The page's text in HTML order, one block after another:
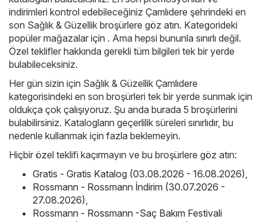
indirimleri kontrol edebileceğiniz Çamlıdere şehrindeki en
son Sağlık & Güzellik broşürlere göz atın. Kategorideki
popüler mağazalar için . Ama hepsi bununla sınırlı değil.
Özel teklifler hakkında gerekli tüm bilgileri tek bir yerde
bulabileceksiniz.
Her gün sizin için Sağlık & Güzellik Çamlıdere
kategorisindeki en son broşürleri tek bir yerde sunmak için
oldukça çok çalışıyoruz. Şu anda burada 5 broşürlerini
bulabilirsiniz. Katalogların geçerlilik süreleri sınırlıdır, bu
nedenle kullanmak için fazla beklemeyin.
Hiçbir özel teklifi kaçırmayın ve bu broşürlere göz atın:
Gratis - Gratis Katalog (03.08.2026 - 16.08.2026)
Rossmann - Rossmann İndirim (30.07.2026 -
27.08.2026)
Rossmann - Rossmann -Saç Bakım Festivali